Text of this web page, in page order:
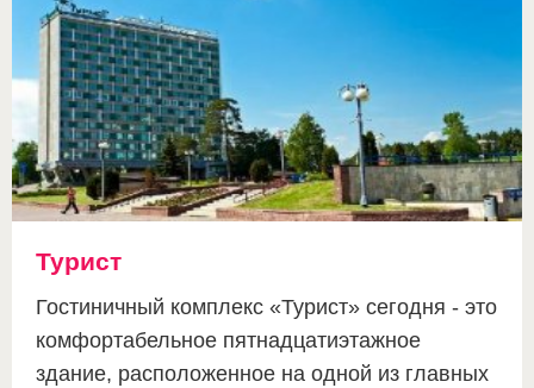
Турист
Гостиничный комплекс «Турист» сегодня - это
комфортабельное пятнадцатиэтажное
здание, расположенное на одной из главных